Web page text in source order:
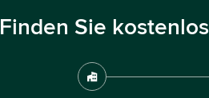
Finden Sie